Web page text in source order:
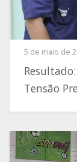
5 de maio de
Tensão